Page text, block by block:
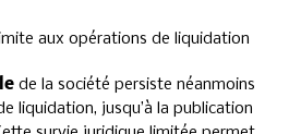
aux opérations de liquidation
de la société persiste néanmoins
liquidation, jusqu’à la publication